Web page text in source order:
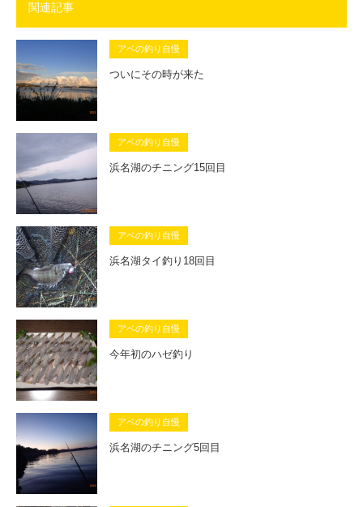
関連記事
アベの釣り自慢
ついにその時が来た
アベの釣り自慢
浜名湖のチニング15回目
アベの釣り自慢
浜名湖タイ釣り18回目
アベの釣り自慢
今年初のハゼ釣り
アベの釣り自慢
浜名湖のチニング5回目